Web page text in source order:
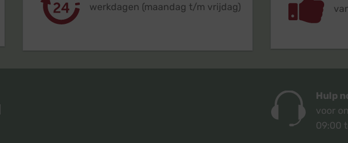
werkdagen (maandag t/m vrijdag)
Hulp
voor
09:00